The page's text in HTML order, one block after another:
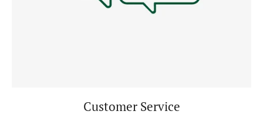
Customer Service